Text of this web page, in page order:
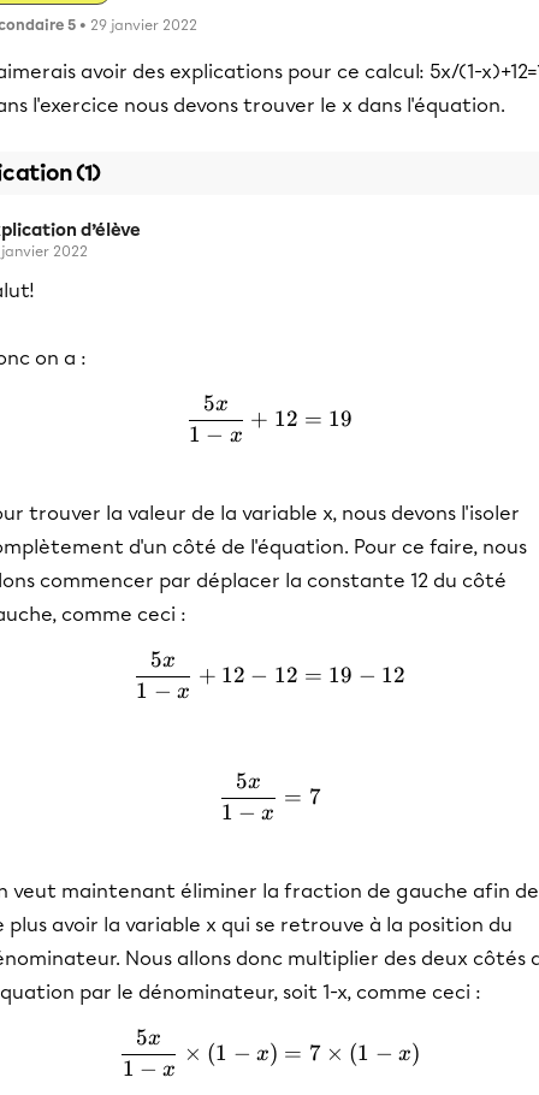
5 • 29 janvier 2022
avoir des explications pour ce calcul: 5x/(1-
l'exercice nous devons trouver le x dans l'équation.
(1)
d’élève
janvier 2022
on a :
\frac{5x}{1-x}+12=19
1 − x
5x
+ 12 = 19
trouver la valeur de la variable x, nous devons l'isoler
d'un côté de l'équation. Pour ce faire, nous
commencer par déplacer la constante 12 du côté
comme ceci :
\frac{5x}{1-x}+12-
1 − x
5x
+ 12 − 12 = 19 − 12
\frac{5x}{1-x}=7
1 − x
5x
= 7
veut maintenant éliminer la fraction de gauche afin de
plus avoir la variable x qui se retrouve à la position du
Nous allons donc multiplier des deux côtés
par le dénominateur, soit 1-x, comme ceci :
\frac{5x}{1-x}\times (1-
1 − x
5x
× (1 − x) = 7 × (1 − x)